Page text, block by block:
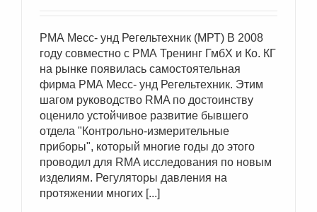
РМА Месс- унд Регельтехник (МРТ) В 2008
году совместно с РМА Тренинг ГмбХ и Ко. КГ
на рынке появилась самостоятельная
фирма РМА Месс- унд Регельтехник. Этим
шагом руководство RMA по достоинству
оценило устойчивое развитие бывшего
отдела "Контрольно-измерительные
приборы", который многие годы до этого
проводил для RMA исследования по новым
изделиям. Регуляторы давления на
протяжении многих [...]